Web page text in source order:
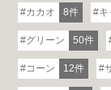
カカオ 8件 キ
グリーン 50件
コーン 12件